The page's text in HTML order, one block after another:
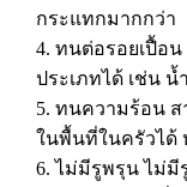
กระแทกมากกว่า
4. ทนต่อรอยเปื้อ
ประเภทได้ เช่น
5. ทนความร้อน
ในพื้นที่ในครัวได้
6. ไม่มีรูพรุน ไม่มี